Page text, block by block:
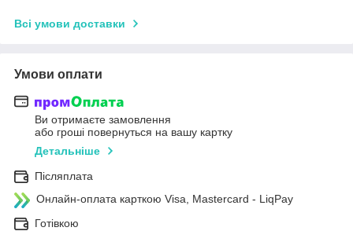
Всі умови доставки
Умови оплати
Ви отримаєте замовлення
або гроші повернуться на вашу картку
Детальніше
Післяплата
Онлайн-оплата карткою Visa, Mastercard - LiqPay
Готівкою